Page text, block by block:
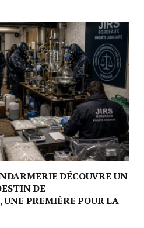
DÉCOUVRE UN
DE
PREMIÈRE POUR LA